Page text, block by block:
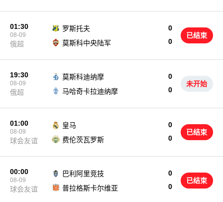
01:30
08-09
俄超
罗斯托夫
0
0
莫斯科中央陆军
已结束
19:30
08-09
俄超
莫斯科迪纳摩
0
0
马哈奇卡拉迪纳摩
未开始
01:00
08-09
球会友谊
皇马
0
0
费伦茨瓦罗斯
已结束
00:00
08-09
球会友谊
巴利阿里竞技
0
0
普拉格斯卡尔维亚
已结束